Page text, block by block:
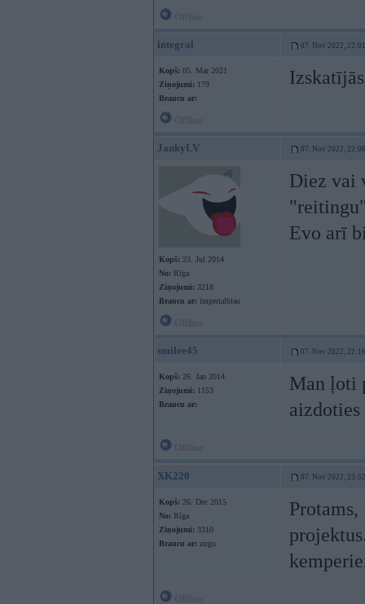
integral 07. Nov 2022, 22:01
Kopš: 05. Mar 2021
Ziņojumi: 179
Braucu ar:
JankyLV 07. Nov 2022, 22:08
Kopš: 23. Jul 2014
No: Rīga
Ziņojumi: 3218
Braucu ar: imperialblau
Diez vai
Evo arī
smilee45 07. Nov 2022, 22:16
Kopš: 26. Jan 2014
Ziņojumi: 1153
Braucu ar:
Man ļoti
XK220 07. Nov 2022, 23:52
Kopš: 26. Dec 2015
No: Rīga
Ziņojumi: 3310
Braucu ar: zirgu